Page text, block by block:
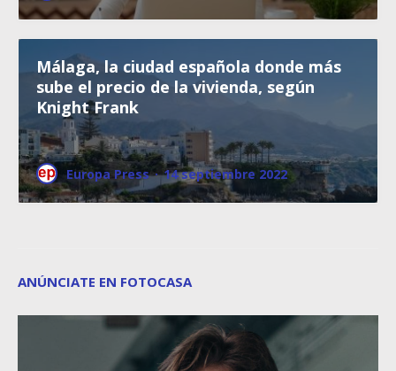
Málaga, la ciudad española donde más
sube el precio de la vivienda, según
Knight Frank
Europa Press · 14 septiembre 2022
ANÚNCIATE EN FOTOCASA